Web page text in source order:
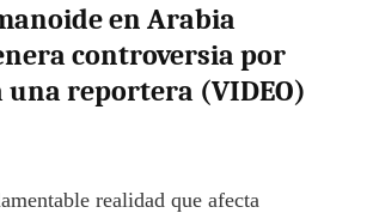
en Arabia
controversia por
una reportera (VIDEO)
realidad que afecta